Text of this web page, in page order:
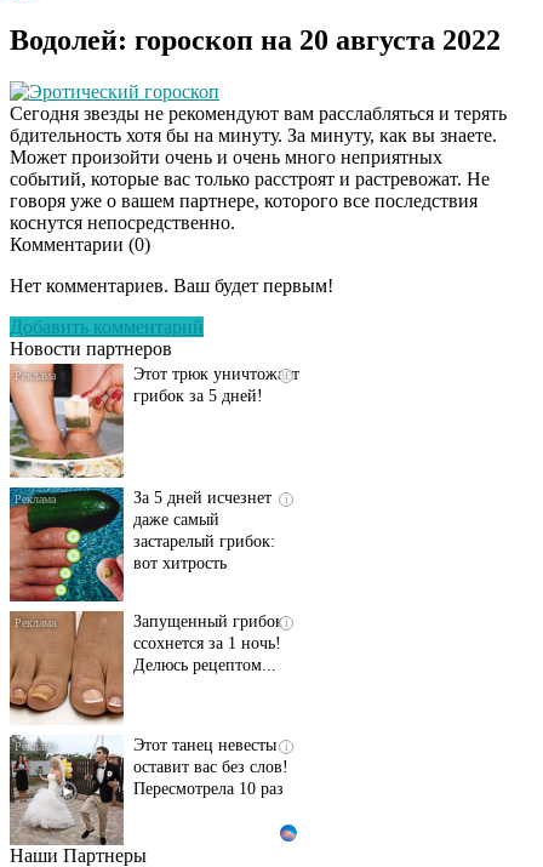
Водолей: гороскоп на 20 августа 2022
Эротический гороскоп
Сегодня звезды не рекомендуют вам расслабляться и терять
бдительность хотя бы на минуту. За минуту, как вы знаете.
Может произойти очень и очень много неприятных
событий, которые вас только расстроят и растревожат. Не
говоря уже о вашем партнере, которого все последствия
коснутся непосредственно.
Комментарии (0)
Нет комментариев. Ваш будет первым!
Добавить комментарий
Новости партнеров
Даже самый
исчезнет с корнем,
i
Этот трюк уничтожает
грибок за 5 дней!
i
За 5 дней исчезнет
даже самый
застарелый грибок:
вот хитрость
i
Запущенный грибок
ссохнется за 1 ночь!
Делюсь рецептом...
i
Этот танец невесты
оставит вас без слов!
Пересмотрела 10 раз
Наши Партнеры